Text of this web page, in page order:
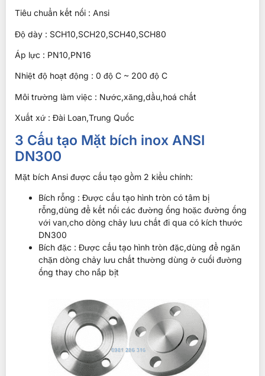
Tiêu chuẩn kết nối : Ansi
Độ dày : SCH10,SCH20,SCH40,SCH80
Áp lực : PN10,PN16
Nhiệt độ hoạt động : 0 độ C ~ 200 độ C
Môi trường làm việc : Nước,xăng,dầu,hoá chất
Xuất xứ : Đài Loan,Trung Quốc
3 Cấu tạo Mặt bích inox ANSI
DN300
Mặt bích Ansi được cấu tạo gồm 2 kiểu chính:
Bích rỗng : Được cấu tạo hình tròn có tâm bị
rỗng,dùng để kết nối các đường ống hoặc đường ống
với van,cho dòng chảy lưu chất đi qua có kích thước
DN300
Bích đặc : Được cấu tạo hình tròn đặc,dùng để ngăn
chặn dòng chảy lưu chất thường dùng ở cuối đường
ống thay cho nắp bịt